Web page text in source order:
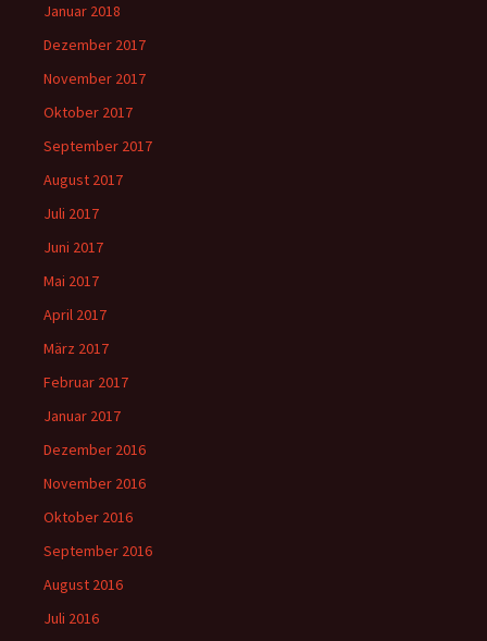
Januar 2018
Dezember 2017
November 2017
Oktober 2017
September 2017
August 2017
Juli 2017
Juni 2017
Mai 2017
April 2017
März 2017
Februar 2017
Januar 2017
Dezember 2016
November 2016
Oktober 2016
September 2016
August 2016
Juli 2016